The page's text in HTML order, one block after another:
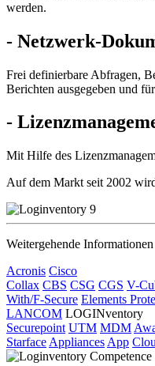
werden.
- Netzwerk-
Frei definierbare Abfragen,
Berichten ausgegeben und
-
Mit Hilfe des
Auf dem Markt seit 2002
Weitergehende
Acronis Cisco
Collax CBS CSG CGS V-
With/F-Secure Elements
LANCOM LOGINventory
Securepoint UTM MDM
Starface Appliances App